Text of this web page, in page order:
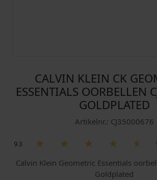
CALVIN KLEIN CK
ESSENTIALS OORBELLEN
GOLDPLATED
Artikelnr.: CJ35000676
9.3
Calvin Klein Geometric Essentials
Goldplated